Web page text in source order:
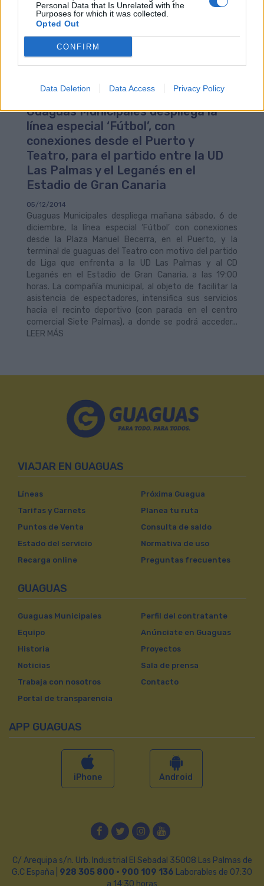
Personal Data that Is Unrelated with the
Purposes for which it was collected.
Opted Out
CONFIRM
Data Deletion Data Access Privacy Policy
personas de la Tercera Edad con el objetivo de que
puedan utilizar de forma correcta el Bono de Jubilado y
circulación el pasado mes de septiembre. Este
miércoles, 10 de diciembre, han continuado las jornadas
con una explicación a una veintena de mayores en la
Guaguas Municipales despliega la
línea especial ‘Fútbol’, con
conexiones desde el Puerto y
Teatro, para el partido entre la UD
Las Palmas y el Leganés en el
Estadio de Gran Canaria
05/12/2014
Guaguas Municipales despliega mañana sábado, 6 de
diciembre, la línea especial ‘Fútbol’ con conexiones
desde la Plaza Manuel Becerra, en el Puerto, y la
terminal de guaguas del Teatro con motivo del partido
de Liga que enfrenta a la UD Las Palmas y al CD
Leganés en el Estadio de Gran Canaria, a las 19:00
horas. La compañía municipal, al objeto de facilitar la
asistencia de espectadores, intensifica sus servicios
hacia el recinto deportivo (con parada en el centro
comercial Siete Palmas), a donde se podrá acceder...
LEER MÁS
VIAJAR EN GUAGUAS
Líneas
Tarifas y Carnets
Puntos de Venta
Estado del servicio
Recarga online
Próxima Guagua
Planea tu ruta
Consulta de saldo
Normativa de uso
Preguntas frecuentes
GUAGUAS
Guaguas Municipales
Equipo
Historia
Noticias
Trabaja con nosotros
Portal de transparencia
Perfil del contratante
Anúnciate en Guaguas
Proyectos
Sala de prensa
Contacto
APP GUAGUAS
iPhone Android
Facebook
TwitterInstagram
YouTube
C/ Arequipa s/n. Urb. Industrial El Sebadal 35008 Las Palmas de
G.C España | 928 305 800 · 900 109 136 Laborables de 07:30
a 14:30 horas